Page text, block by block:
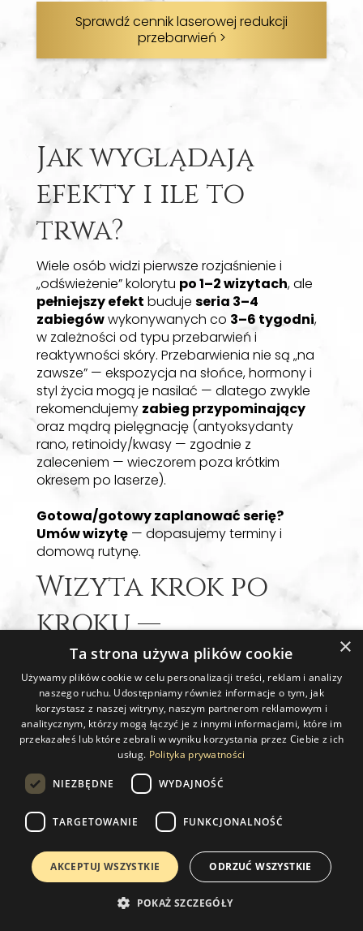
Najczęściej po 24 godzinach, jeśli skóra jest
wyciszona.
wrócą?
Mogą przy słońcu lub zmianach
hormonalnych – kluczowe są
fotoprotekcja i czasem zabieg „booster”.
Na jakie partie?
Twarz, dekolt.
Kto wykonuje?
Wykwalifikowany personel WOWME CLINIC w
Toruniu.
Sprawdź cennik laserowej redukcji
przebarwień >
Jak wyglądają
efekty i ile to
trwa?
Wiele osób widzi pierwsze rozjaśnienie i
„odświeżenie” kolorytu po 1–2 wizytach, ale
pełniejszy efekt buduje seria 3–4
zabiegówwykonywanych co 3–6 tygodni,
w zależności od typu przebarwień i
reaktywności skóry. Przebarwienia nie są „na
zawsze” — ekspozycja na słońce, hormony i
styl życia mogą je nasilać — dlatego zwykle
rekomendujemy zabieg przypominający
oraz mądrą pielęgnację (antyoksydanty
rano, retinoidy/kwasy — zgodnie z
zaleceniem — wieczorem poza krótkim
okresem po laserze).
Gotowa/gotowy zaplanować serię?
Umów wizytę— dopasujemy terminy i
domową rutynę.
Wizyta krok po
kroku —
komfortowo i
przewidywalnie
Zaczynamy od krótkiejkwalifikacjii
fotografii wyjściowych, żeby móc rzetelnie
zabezpieczamy oczyi wykonujemy serię
Odczucia? Najczęściej ciepłoi lekkie
40–50 minut— i wracasz do codziennych
spraw, trzymając się kilku prostych zaleceń.
×
Ta strona używa plików cookie
Używamy plików cookie w celu personalizacji treści, reklam i analizy
naszego ruchu. Udostępniamy również informacje o tym, jak
korzystasz z naszej witryny, naszym partnerom reklamowym i
analitycznym, którzy mogą łączyć je z innymi informacjami, które im
przekazałeś lub które zebrali w wyniku korzystania przez Ciebie z ich
usług. Polityka prywatności
NIEZBĘDNE WYDAJNOŚĆ
TARGETOWANIE FUNKCJONALNOŚĆ
AKCEPTUJ WSZYSTKIE ODRZUĆ WSZYSTKIE
POKAŻ SZCZEGÓŁY